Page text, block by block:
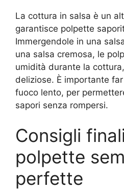
La cottura in salsa è un
garantisce polpette
Immergendole in una
una salsa cremosa, le
umidità durante la
deliziose. È importante
fuoco lento, per
sapori senza rompersi.
Consigli
polpette
perfette